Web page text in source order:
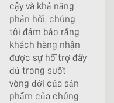
cậy và khả năng
phản hồi, chúng
tôi đảm bảo rằng
khách hàng nhận
được sự hỗ trợ đầy
đủ trong suốt
vòng đời của sản
phẩm của chúng